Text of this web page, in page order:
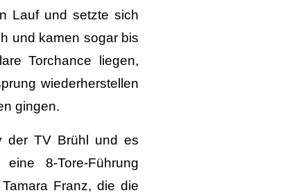
Lauf und setzte sich
und kamen sogar bis
Torchance liegen,
wiederherstellen
gingen.
der TV Brühl und es
8-Tore-Führung
Franz, die die